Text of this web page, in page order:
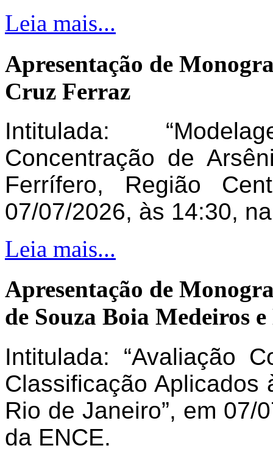
Leia mais...
Apresentação de
Cruz Ferraz
Intitulada:
Concentração de
Ferrífero, Região
07/07/2026, às 14:30,
Leia mais...
Apresentação de
de Souza Boia Medeiros
Intitulada: “Avaliação
Classificação Aplicados
Rio de Janeiro”, em
da ENCE.